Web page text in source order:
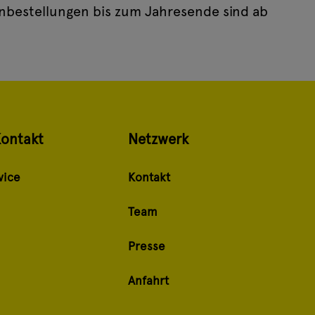
bis zum Jahresende sind ab
Netzwerk
Kontakt
Team
Presse
Anfahrt